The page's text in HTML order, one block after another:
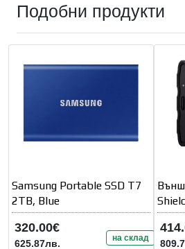
Подобни продукти
Samsung Portable SSD T7
2TB, Blue
320.00€
625.87лв. на склад